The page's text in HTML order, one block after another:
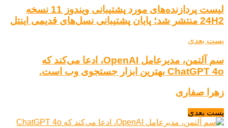
لیست پردازنده‌های مورد پشتیبانی ویندوز 11 نسخه
24H2 منتشر شد؛ پایان پشتیبانی نسل‌های قدیمی اینتل
پست بعدی
سم آلتمن، مدیرعامل OpenAI، ادعا می‌کند که
ChatGPT 4o بهترین ابزار جستجوی وب است.
زهرا صفاری
پست بعدی